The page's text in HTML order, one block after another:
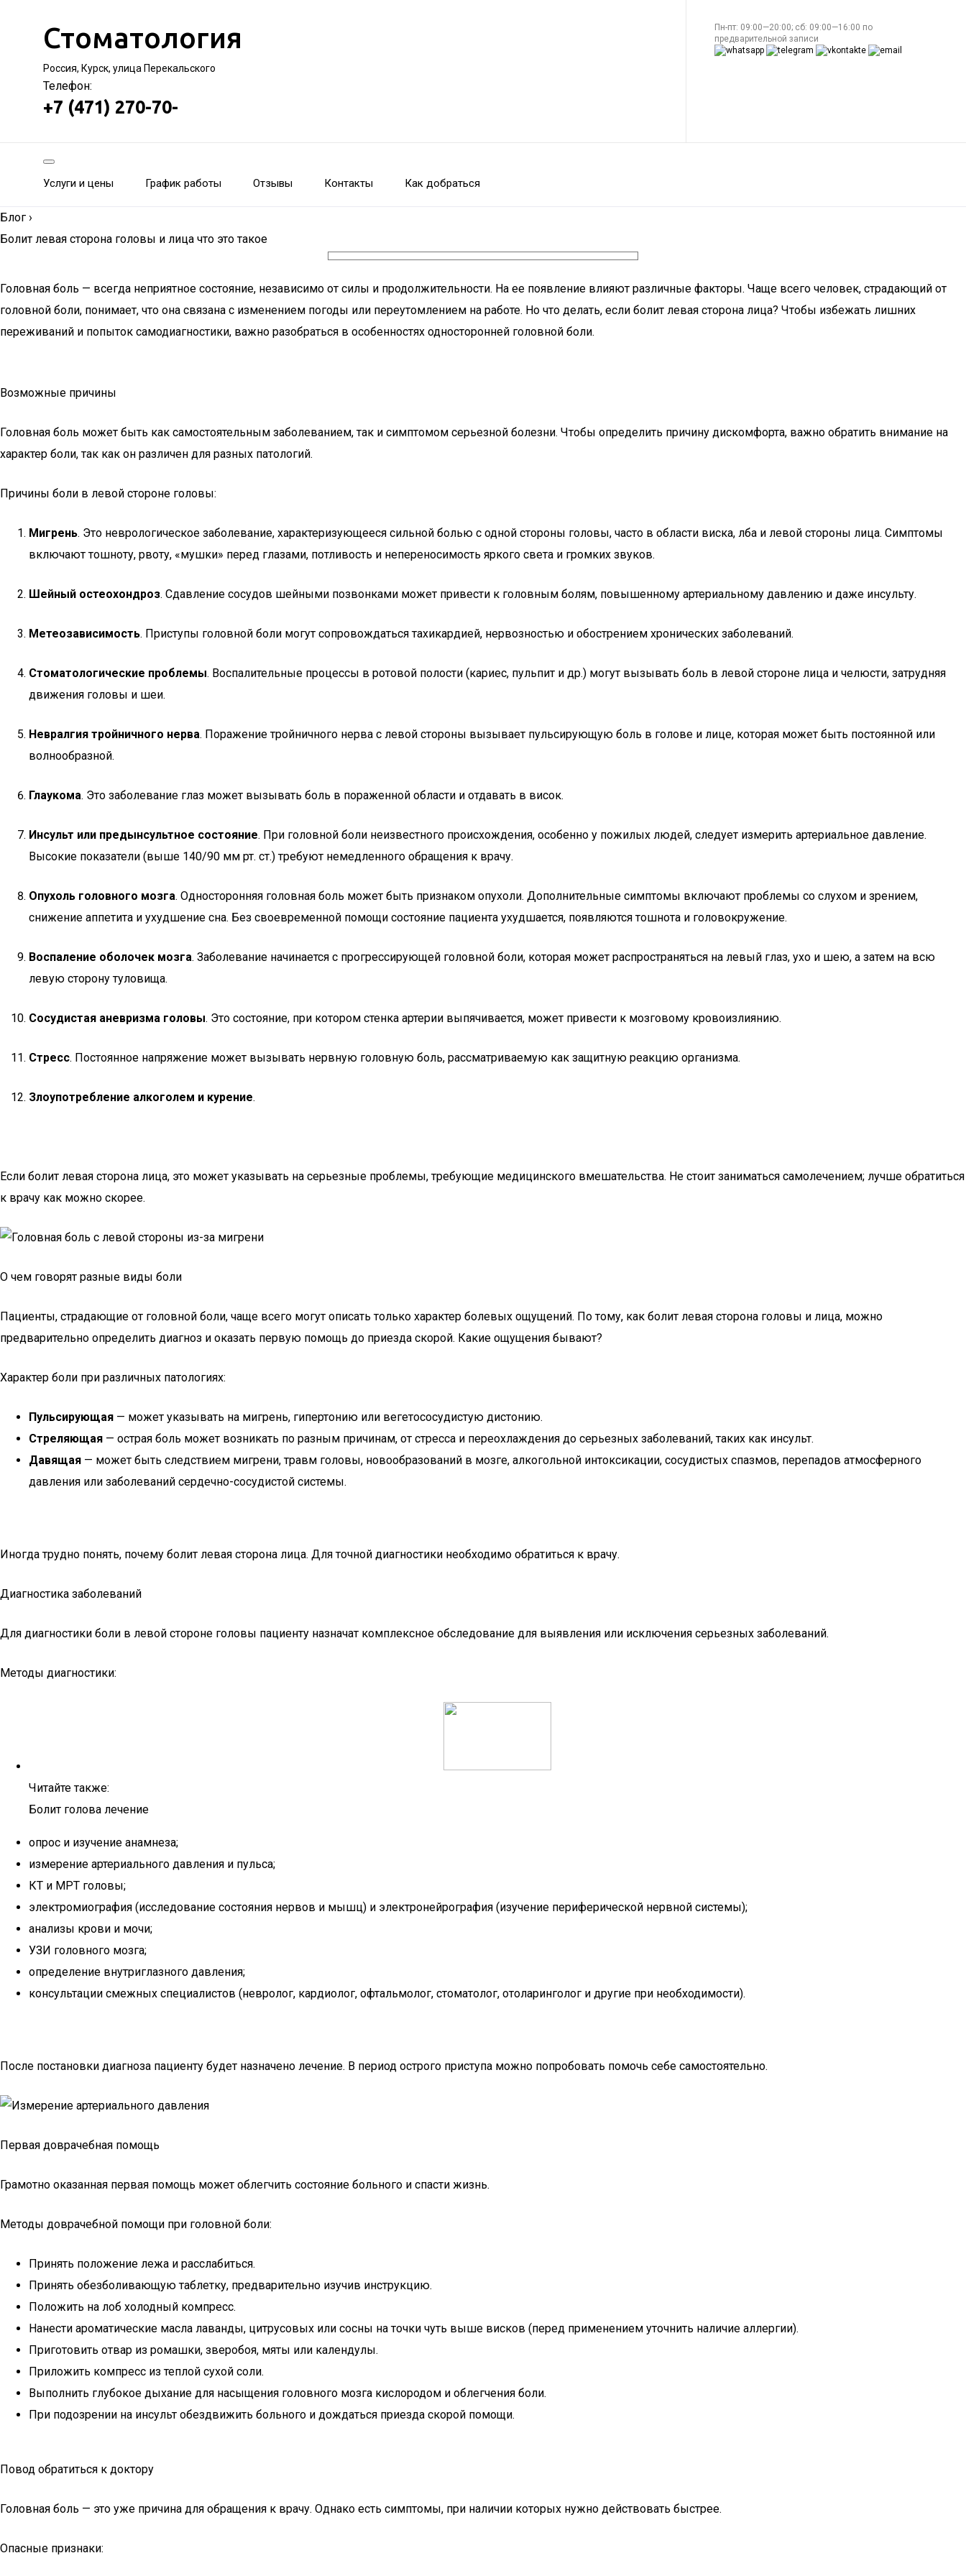
Стоматология
Россия, Курск, улица Перекальского
Телефон:
+7 (471) 270-70-
Пн-пт: 09:00—20:00; сб: 09:00—16:00 по
предварительной записи
Услуги и цены График работы Отзывы Контакты Как добраться
Блог ›
Болит левая сторона головы и лица что это такое
Головная боль — всегда неприятное состояние, независимо от силы и продолжительности. На ее появление влияют различные факторы. Чаще всего человек, страдающий от
головной боли, понимает, что она связана с изменением погоды или переутомлением на работе. Но что делать, если болит левая сторона лица? Чтобы избежать лишних
переживаний и попыток самодиагностики, важно разобраться в особенностях односторонней головной боли.
Возможные причины
Головная боль может быть как самостоятельным заболеванием, так и симптомом серьезной болезни. Чтобы определить причину дискомфорта, важно обратить внимание на
характер боли, так как он различен для разных патологий.
Причины боли в левой стороне головы:
Мигрень. Это неврологическое заболевание, характеризующееся сильной болью с одной стороны головы, часто в области виска, лба и левой стороны лица. Симптомы
включают тошноту, рвоту, «мушки» перед глазами, потливость и непереносимость яркого света и громких звуков.
Шейный остеохондроз. Сдавление сосудов шейными позвонками может привести к головным болям, повышенному артериальному давлению и даже инсульту.
Метеозависимость. Приступы головной боли могут сопровождаться тахикардией, нервозностью и обострением хронических заболеваний.
Стоматологические проблемы. Воспалительные процессы в ротовой полости (кариес, пульпит и др.) могут вызывать боль в левой стороне лица и челюсти, затрудняя
движения головы и шеи.
Невралгия тройничного нерва. Поражение тройничного нерва с левой стороны вызывает пульсирующую боль в голове и лице, которая может быть постоянной или
волнообразной.
Глаукома. Это заболевание глаз может вызывать боль в пораженной области и отдавать в висок.
Инсульт или предынсультное состояние. При головной боли неизвестного происхождения, особенно у пожилых людей, следует измерить артериальное давление.
Высокие показатели (выше 140/90 мм рт. ст.) требуют немедленного обращения к врачу.
Опухоль головного мозга. Односторонняя головная боль может быть признаком опухоли. Дополнительные симптомы включают проблемы со слухом и зрением,
снижение аппетита и ухудшение сна. Без своевременной помощи состояние пациента ухудшается, появляются тошнота и головокружение.
Воспаление оболочек мозга. Заболевание начинается с прогрессирующей головной боли, которая может распространяться на левый глаз, ухо и шею, а затем на всю
левую сторону туловища.
Сосудистая аневризма головы. Это состояние, при котором стенка артерии выпячивается, может привести к мозговому кровоизлиянию.
Стресс. Постоянное напряжение может вызывать нервную головную боль, рассматриваемую как защитную реакцию организма.
Злоупотребление алкоголем и курение.
Если болит левая сторона лица, это может указывать на серьезные проблемы, требующие медицинского вмешательства. Не стоит заниматься самолечением; лучше обратиться
к врачу как можно скорее.
О чем говорят разные виды боли
Пациенты, страдающие от головной боли, чаще всего могут описать только характер болевых ощущений. По тому, как болит левая сторона головы и лица, можно
предварительно определить диагноз и оказать первую помощь до приезда скорой. Какие ощущения бывают?
Характер боли при различных патологиях:
Пульсирующая — может указывать на мигрень, гипертонию или вегетососудистую дистонию.
Стреляющая — острая боль может возникать по разным причинам, от стресса и переохлаждения до серьезных заболеваний, таких как инсульт.
Давящая — может быть следствием мигрени, травм головы, новообразований в мозге, алкогольной интоксикации, сосудистых спазмов, перепадов атмосферного
давления или заболеваний сердечно-сосудистой системы.
Иногда трудно понять, почему болит левая сторона лица. Для точной диагностики необходимо обратиться к врачу.
Диагностика заболеваний
Для диагностики боли в левой стороне головы пациенту назначат комплексное обследование для выявления или исключения серьезных заболеваний.
Методы диагностики:
Читайте также:
Болит голова лечение
опрос и изучение анамнеза;
измерение артериального давления и пульса;
КТ и МРТ головы;
электромиография (исследование состояния нервов и мышц) и электронейрография (изучение периферической нервной системы);
анализы крови и мочи;
УЗИ головного мозга;
определение внутриглазного давления;
консультации смежных специалистов (невролог, кардиолог, офтальмолог, стоматолог, отоларинголог и другие при необходимости).
После постановки диагноза пациенту будет назначено лечение. В период острого приступа можно попробовать помочь себе самостоятельно.
Первая доврачебная помощь
Грамотно оказанная первая помощь может облегчить состояние больного и спасти жизнь.
Методы доврачебной помощи при головной боли:
Принять положение лежа и расслабиться.
Принять обезболивающую таблетку, предварительно изучив инструкцию.
Положить на лоб холодный компресс.
Нанести ароматические масла лаванды, цитрусовых или сосны на точки чуть выше висков (перед применением уточнить наличие аллергии).
Приготовить отвар из ромашки, зверобоя, мяты или календулы.
Приложить компресс из теплой сухой соли.
Выполнить глубокое дыхание для насыщения головного мозга кислородом и облегчения боли.
При подозрении на инсульт обездвижить больного и дождаться приезда скорой помощи.
Повод обратиться к доктору
Головная боль — это уже причина для обращения к врачу. Однако есть симптомы, при наличии которых нужно действовать быстрее.
Опасные признаки: